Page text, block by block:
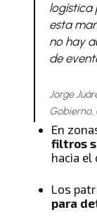
logística
esta
no hay
de
Jorge
Gobierno,
En
filtros
hacia el
Los
para